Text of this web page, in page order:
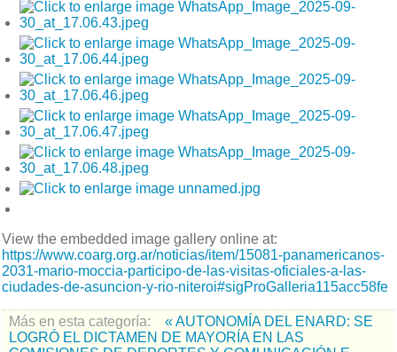
View the embedded image gallery online at:
https://www.coarg.org.ar/noticias/item/15081-panamericanos-
2031-mario-moccia-participo-de-las-visitas-oficiales-a-las-
ciudades-de-asuncion-y-rio-niteroi#sigProGalleria115acc58fe
Más en esta categoría:
« AUTONOMÍA DEL ENARD: SE
LOGRÓ EL DICTAMEN DE MAYORÍA EN LAS